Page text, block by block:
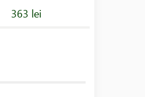
363 lei